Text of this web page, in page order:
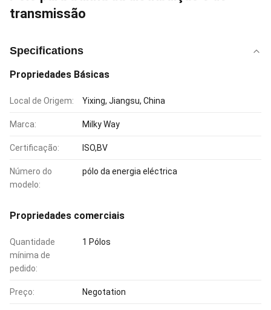
transmissão
Specifications
Propriedades Básicas
Local de Origem: Yixing, Jiangsu, China
Marca: Milky Way
Certificação: ISO,BV
Número do
modelo:
pólo da energia eléctrica
Propriedades comerciais
Quantidade
mínima de
pedido:
1 Pólos
Preço: Negotation